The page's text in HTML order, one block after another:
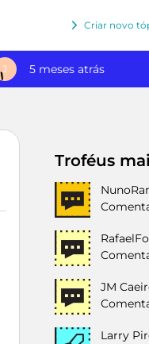
Criar novo
J 5 meses atrás
Troféus
JM
Larry